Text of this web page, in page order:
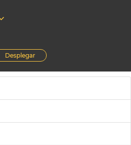
Desplegar